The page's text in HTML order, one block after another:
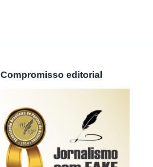
Compromisso editorial